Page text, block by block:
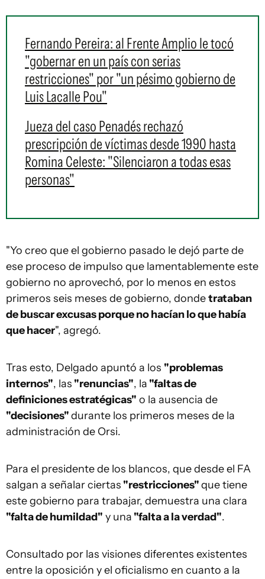
Fernando Pereira: al Frente Amplio le tocó
"gobernar en un país con serias
restricciones" por "un pésimo gobierno de
Luis Lacalle Pou"
Jueza del caso Penadés rechazó
prescripción de víctimas desde 1990 hasta
Romina Celeste: "Silenciaron a todas esas
personas"
"Yo creo que el gobierno pasado le dejó parte de
ese proceso de impulso que lamentablemente este
gobierno no aprovechó, por lo menos en estos
primeros seis meses de gobierno, dondetrataban
de buscar excusas porque no hacían lo que había
que hacer", agregó.
Tras esto, Delgado apuntó a los "problemas
internos", las "renuncias", la "faltas de
definiciones estratégicas" o la ausencia de
"decisiones"durante los primeros meses de la
administración de Orsi.
Para el presidente de los blancos, que desde el FA
salgan a señalar ciertas "restricciones"que tiene
este gobierno para trabajar, demuestra una clara
"falta de humildad" y una "falta a la verdad".
Consultado por las visiones diferentes existentes
entre la oposición y el oficialismo en cuanto a la